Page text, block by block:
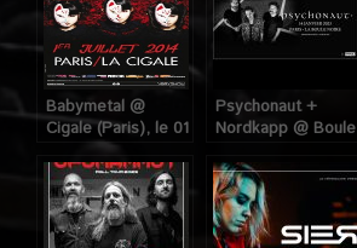
Babymetal @
Cigale (Paris), le 01
Juillet 2014
Psychonaut +
Nordkapp @ Boule
Janvier 2023